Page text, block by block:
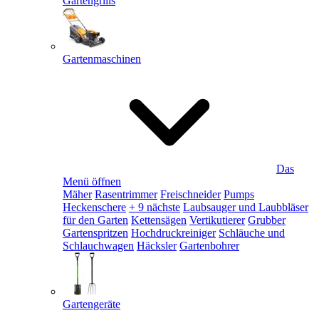
Gartenmaschinen
Das
Menü öffnen
Mäher Rasentrimmer Freischneider Pumps
Heckenschere + 9 nächste Laubsauger und Laubbläser
für den Garten Kettensägen Vertikutierer Grubber
Gartenspritzen Hochdruckreiniger Schläuche und
Schlauchwagen Häcksler Gartenbohrer
Gartengeräte